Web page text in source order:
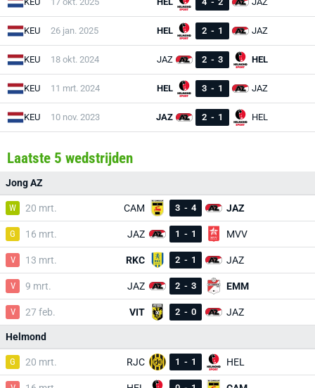
KEU 26 jan. 2025 HEL 2 - 1 JAZ
KEU 18 okt. 2024 JAZ 2 - 3 HEL
KEU 11 mrt. 2024 HEL 3 - 1 JAZ
KEU 10 nov. 2023 JAZ 2 - 1 HEL
Laatste 5 wedstrijden
Jong AZ
W 20 mrt. CAM 3 - 4 JAZ
G 16 mrt. JAZ 1 - 1 MVV
V 13 mrt. RKC 2 - 1 JAZ
V 9 mrt. JAZ 2 - 3 EMM
V 27 feb. VIT 2 - 0 JAZ
Helmond
G 20 mrt. RJC 1 - 1 HEL